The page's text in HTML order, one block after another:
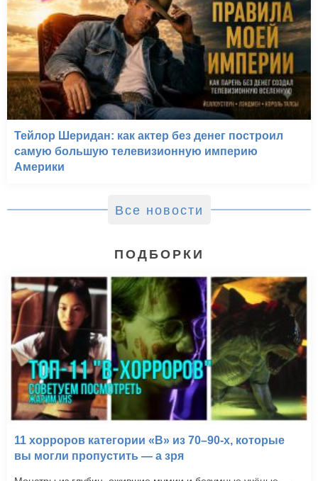
Тейлор Шеридан: как актер без денег построил
самую большую телевизионную империю
Америки
Все новости
ПОДБОРКИ
11 хорроров категории «B» из 70–90-х, которые
вы могли пропустить — а зря